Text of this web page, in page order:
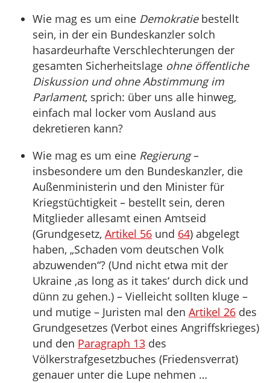
Wie mag es um eine Demokratiebestellt
sein, in der ein Bundeskanzler solch
hasardeurhafte Verschlechterungen der
gesamten Sicherheitslage ohne öffentliche
Diskussion und ohne Abstimmung im
Parlament, sprich: über uns alle hinweg,
einfach mal locker vom Ausland aus
dekretieren kann?
Wie mag es um eine Regierung–
insbesondere um den Bundeskanzler, die
Außenministerin und den Minister für
Kriegstüchtigkeit – bestellt sein, deren
Mitglieder allesamt einen Amtseid
(Grundgesetz, Artikel 56 und 64) abgelegt
haben, „Schaden vom deutschen Volk
abzuwenden“? (Und nicht etwa mit der
Ukraine ‚as long as it takes‘ durch dick und
dünn zu gehen.) – Vielleicht sollten kluge –
und mutige – Juristen mal den Artikel 26 des
Grundgesetzes (Verbot eines Angriffskrieges)
und den Paragraph 13 des
Völkerstrafgesetzbuches (Friedensverrat)
genauer unter die Lupe nehmen …